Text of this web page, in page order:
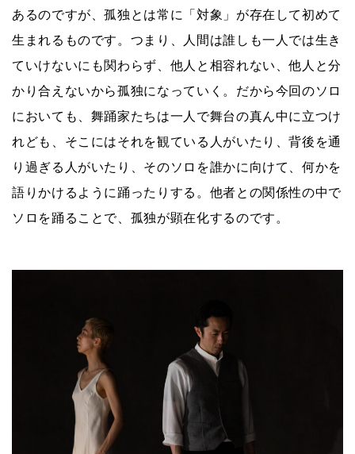
あるのですが、孤独とは常に「対象」が存在して初めて
生まれるものです。つまり、人間は誰しも一人では生き
ていけないにも関わらず、他人と相容れない、他人と分
かり合えないから孤独になっていく。だから今回のソロ
においても、舞踊家たちは一人で舞台の真ん中に立つけ
れども、そこにはそれを観ている人がいたり、背後を通
り過ぎる人がいたり、そのソロを誰かに向けて、何かを
語りかけるように踊ったりする。他者との関係性の中で
ソロを踊ることで、孤独が顕在化するのです。